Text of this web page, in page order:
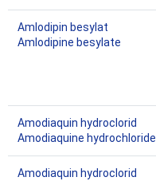
Amlodipin besylat
Amlodipine besylate
Amodiaquin hydroclorid
Amodiaquine hydrochloride
Amodiaquin hydroclorid